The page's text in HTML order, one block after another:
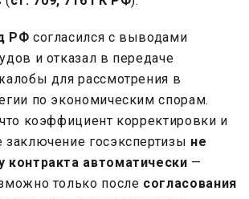
РФ согласился с выводами
и отказал в передаче
для рассмотрения в
по экономическим спорам.
коэффициент корректировки и
заключение госэкспертизы не
контракта автоматически —
только после согласования